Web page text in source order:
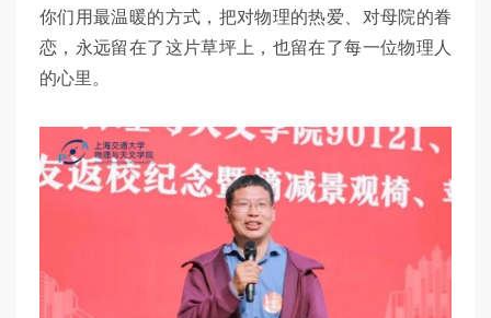
你们用最温暖的方式，把对物理的热爱、对母院的眷
恋，永远留在了这片草坪上，也留在了每一位物理人
的心里。